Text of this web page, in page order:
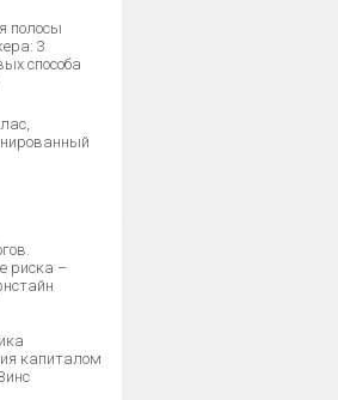
полосы
3
способа
риска –
капиталом